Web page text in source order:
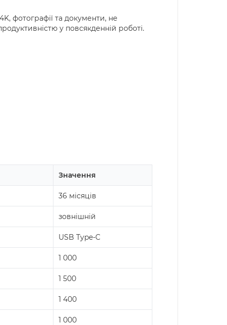
фотографії та документи, не
у повсякденній роботі.
Значення
36 місяців
зовнішній
USB Type-C
1 000
1 500
1 400
1 000